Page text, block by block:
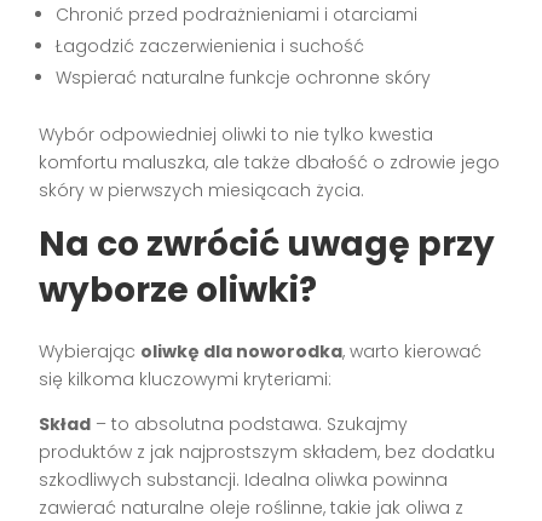
Chronić przed podrażnieniami i otarciami
Łagodzić zaczerwienienia i suchość
Wspierać naturalne funkcje ochronne skóry
Wybór odpowiedniej oliwki to nie tylko kwestia
komfortu maluszka, ale także dbałość o zdrowie jego
skóry w pierwszych miesiącach życia.
Na co zwrócić uwagę przy
wyborze oliwki?
Wybierając oliwkę dla noworodka, warto kierować
się kilkoma kluczowymi kryteriami:
Skład – to absolutna podstawa. Szukajmy
produktów z jak najprostszym składem, bez dodatku
szkodliwych substancji. Idealna oliwka powinna
zawierać naturalne oleje roślinne, takie jak oliwa z